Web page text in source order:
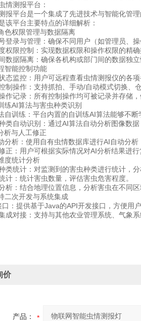
测报平台：
平台是一个集成了先进技术与智能化管理
该平台主要特点的详细解析：
权限管理与数据隔离
录与管理：确保不同用户（如管理员、操
限控制：实现数据权限和操作权限的精确
据隔离：确保各机构或部门间的数据独立
能控制功能
监控：用户可远程查看虫情测报仪的各项
操作：支持抓拍、手动/自动模式切换、仓
记录：所有控制操作均可被记录并存储，
AI算法与害虫种类识别
训练：平台内置的自训练AI算法能够不断
自动识别：通过AI算法自动分析图像数据
与人工修正
析：使用自有虫情数据库进行AI自动分析
：用户可根据实际情况对AI分析结果进行
统计分析
统计：对监测到的害虫种类进行统计，分
：统计害虫数量，评估害虫危害程度。
：结合地理位置信息，分析害虫在不同区
次开发与系统集成
提供基于Java的API开发接口，方便用户
对接：支持与其他农业管理系统、气象系
价
产品：